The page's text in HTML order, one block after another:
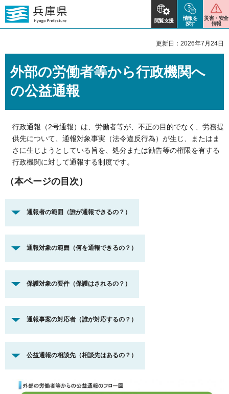
閲覧支援
情報を
探す
災害・安全
情報
更新日：2026年7月24日
外部の労働者等から行政機関へ
の公益通報
行政通報（2号通報）は、労働者等が、不正の目的でなく、労務提
供先について、通報対象事実（法令違反行為）が生じ、またはま
さに生じようとしている旨を、処分または勧告等の権限を有する
行政機関に対して通報する制度です。
（本ページの目次）
通報者の範囲（誰が通報できるの？）
通報対象の範囲（何を通報できるの？）
保護対象の要件（保護はされるの？）
通報事案の対応者（誰が対応するの？）
公益通報の相談先（相談先はあるの？）